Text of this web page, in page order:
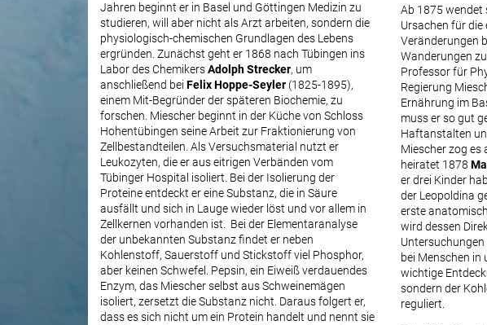
Jahren beginnt er in Basel und Göttingen Medizin zu
studieren, will aber nicht als Arzt arbeiten, sondern die
physiologisch-chemischen Grundlagen des Lebens
ergründen. Zunächst geht er 1868 nach Tübingen ins
Labor des ChemikersAdolph Strecker, um
anschließend bei Felix Hoppe-Seyler (1825-1895),
einem Mit-Begründer der späteren Biochemie, zu
forschen. Miescher beginnt in der Küche von Schloss
Hohentübingen seine Arbeit zur Fraktionierung von
Zellbestandteilen. Als Versuchsmaterial nutzt er
Leukozyten, die er aus eitrigen Verbänden vom
Tübinger Hospital isoliert. Bei der Isolierung der
Proteine entdeckt er eine Substanz, die in Säure
ausfällt und sich in Lauge wieder löst und vor allem in
Zellkernen vorhanden ist. Bei der Elementaranalyse
der unbekannten Substanz findet er neben
Kohlenstoff, Sauerstoff und Stickstoff viel Phosphor,
aber keinen Schwefel. Pepsin, ein Eiweiß verdauendes
Enzym, das Miescher selbst aus Schweinemägen
isoliert, zersetzt die Substanz nicht. Daraus folgert er,
dass es sich nicht um ein Protein handelt und nennt sie
Ab 1875 wendet
Ursachen für
Veränderungen
Wanderungen
Professor für
Regierung
Ernährung im
muss er so gut
Haftanstalten
Miescher zog es
heiratet 1878
er drei Kinder
der Leopoldina
erste
wird dessen
bei Menschen in
wichtige
sondern der
reguliert.